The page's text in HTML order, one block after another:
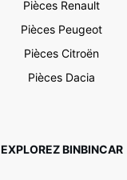
Pièces Renault
Pièces Peugeot
Pièces Citroën
Pièces Dacia
EXPLOREZ BINBINCAR